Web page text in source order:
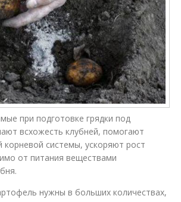
при подготовке грядки под
всхожесть клубней, помогают
системы, ускоряют рост
от питания веществами
нужны в больших количествах,